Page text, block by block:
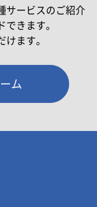
サービスのご紹介
できます。
けます。
ム